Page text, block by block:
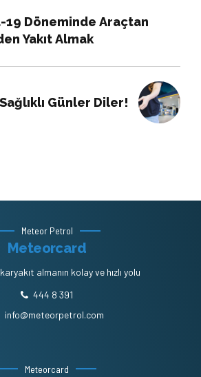
19 Döneminde Araçtan
Yakıt Almak
Günler Diler!
Meteor Petrol
Meteorcard
almanın kolay ve hızlı yolu
444 8 391
info@meteorpetrol.com
Meteorcard